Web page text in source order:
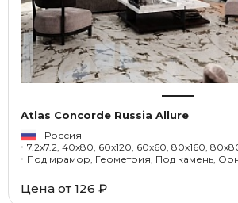
Atlas Concorde Russia Allure
Россия
Под мрамор, Геометрия, Под камень,
Цена от 126 ₽